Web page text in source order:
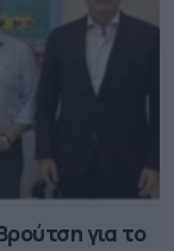
για το